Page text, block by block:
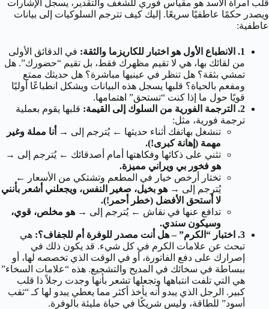
قلب امرأة الأسد هو مقياس فوري للشغف والتقدير، يسجل الإشارات
ويصدر حكمًا عاطفيًا سريعًا. إليك كيف تترجم السلوكيات إلى بيانات
عاطفية:
1. الانطباع الأول هو اختبار للكاريزما والثقة:
في الدقائق الأولى
من لقائك بها، هي لا تقيم مظهرك فقط، بل تقيم “حضورك”. هل
تمشي بثقة؟ هل تنظر في عينيها مباشرة؟ هل حديثك ممتع
ومفعم بالحياة؟ قلبها يسجل هذه البيانات ويشكل انطباعًا أوليًا
قويًا حول ما إذا كنت “تستحق” اهتمامها.
2. الترجمة الفورية من السلوك إلى القيمة:
قلبها يقوم بعملية
ترجمة فورية، مثل:
تنشغل بهاتفك أثناء حديثها ← يُترجم إلى →
أنا مملة وغير
مهمة (إهانة كبرى!).
تثني على ذكائها وفكاهتها أمام أصدقائك ← يُترجم إلى →
هو فخور بي ويراني مميزة.
تختار أرخص خيار في المطعم وتشتكي من الأسعار
←
يُترجم إلى → هو بخيل، صغير النفس، ويجعلني أشعر بأنني
لا أستحق الأفضل (خطر أحمر!).
تدافع عنها في نقاش ← يُترجم إلى → هو مخلص، قوي،
وسيكون سندي.
3. اختبار “الكرم” – هل أنت مصدر للوفرة أم للجفاف؟:
هي
تبحث عن علامات الكرم في كل شيء. قد يكون ذلك في
إصرارك على دفع الفاتورة، أو في الوقت الذي تخصصه لها، أو
ببساطة في سخائك في المديح والتشجيع. هذه “علامات السخاء”
هي التي تلفت انتباهها وتجعلها تشعر بأنها وجدت رجلاً ذا قلب
كبير. الرجل الذي يبدو أنه يأخذ أكثر مما يعطي يبدو لها كـ “ثقب
أسود” للطاقة، وليس شريكًا في حياة مليئة بالوفرة.